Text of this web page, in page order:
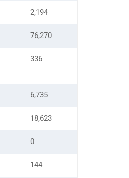
2,194
76,270
336
6,735
18,623
0
144